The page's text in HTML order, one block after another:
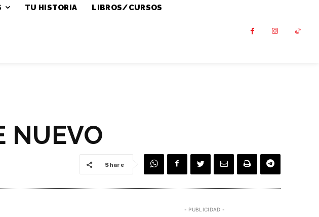
TU HISTORIA LIBROS/CURSOS
NUEVO
Share
- PUBLICIDAD -